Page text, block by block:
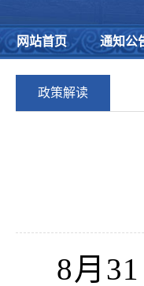
网站首页 通知公
政策解读
8月